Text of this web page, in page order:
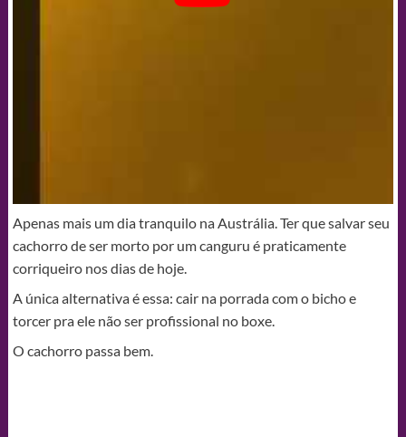
Apenas mais um dia tranquilo na Austrália. Ter que salvar seu
cachorro de ser morto por um canguru é praticamente
corriqueiro nos dias de hoje.
A única alternativa é essa: cair na porrada com o bicho e
torcer pra ele não ser profissional no boxe.
O cachorro passa bem.